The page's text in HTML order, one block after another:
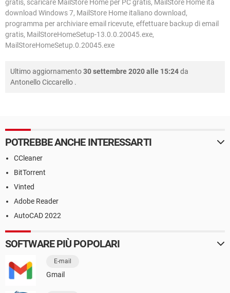
gratis, scaricare MailStore Home per PC gratis, MailStore Home ita
download Windows 7, MailStore Home italiano download,
programma per archiviare email ricevute, effettuare backup di email
gratis, MailStoreHomeSetup-13.0.0.20045.exe,
MailStoreHomeSetup.0.20045.exe
Ultimo aggiornamento30 settembre 2020 alle 15:24da
Antonello Ciccarello .
POTREBBE ANCHE INTERESSARTI
CCleaner
BitTorrent
Vinted
Adobe Reader
AutoCAD 2022
SOFTWARE PIÙ POPOLARI
E-mail
Gmail